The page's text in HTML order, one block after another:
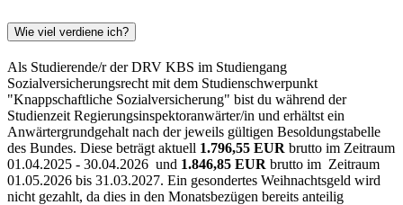
Wie viel verdiene ich?
Als Studierende/r der DRV KBS im Studiengang
Sozialversicherungsrecht mit dem Studienschwerpunkt
"Knappschaftliche Sozialversicherung" bist du während der
Studienzeit Regierungsinspektoranwärter/in und erhältst ein
Anwärtergrundgehalt nach der jeweils gültigen Besoldungstabelle
des Bundes. Diese beträgt aktuell 1.796,55 EUR brutto im Zeitraum
01.04.2025 - 30.04.2026 und 1.846,85 EUR brutto im Zeitraum
01.05.2026 bis 31.03.2027. Ein gesondertes Weihnachtsgeld wird
nicht gezahlt, da dies in den Monatsbezügen bereits anteilig